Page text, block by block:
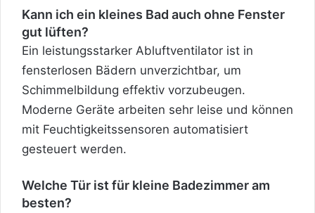
Kann ich ein kleines Bad auch ohne Fenster
gut lüften?
Ein leistungsstarker Abluftventilator ist in
fensterlosen Bädern unverzichtbar, um
Schimmelbildung effektiv vorzubeugen.
Moderne Geräte arbeiten sehr leise und können
mit Feuchtigkeitssensoren automatisiert
gesteuert werden.
Welche Tür ist für kleine Badezimmer am
besten?